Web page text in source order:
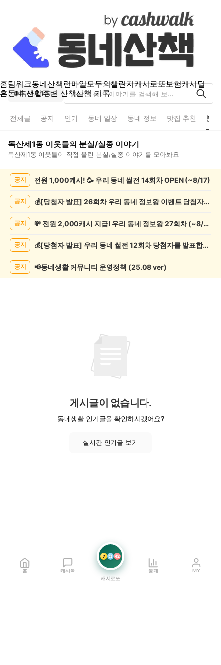
홈팀워크동네산책런마일모두의챌린지캐시로또보험캐시딜
홈동네 생활주변 산책산책 기록
독산제1동
전체글 공지 인기 동네 일상 동네 정보 맛집 추천 분
독산제1동 이웃들의 분실/실종 이야기
독산제1동 이웃들이 직접 올린 분실/실종 이야기를 모아봐요
실/
글
공지 전원 1,000캐시! 🥳 우리 동네 썰전 14회차 OPEN (~8/17)
공지 💰[당첨자 발표] 26회차 우리 동네 정보왕 이벤트 당첨자를 발표합니다!
공지 💸 전원 2,000캐시 지급! 우리 동네 정보왕 27회차 (~8/10)
공지 💰[당첨자 발표] 우리 동네 썰전 12회차 당첨자를 발표합니다!
공지 📢동네생활 커뮤니티 운영정책 (25.08 ver)
게시글이 없습니다.
동네생활 인기글을 확인하시겠어요?
실시간 인기글 보기
홈 캐시톡
7 21 42
캐시로또
통계 MY